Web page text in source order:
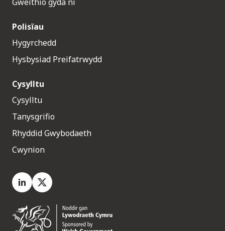
Polisïau
Hygyrchedd
Hysbysiad Preifatrwydd
Cysylltu
Cysylltu
Tanysgrifio
Rhyddid Gwybodaeth
Cwynion
LinkedIn
X.com